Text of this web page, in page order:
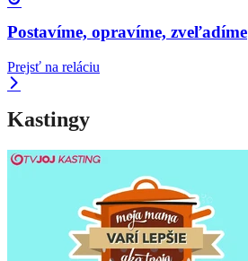
Postavíme, opravíme, zveľadíme
Prejsť na reláciu
Kastingy